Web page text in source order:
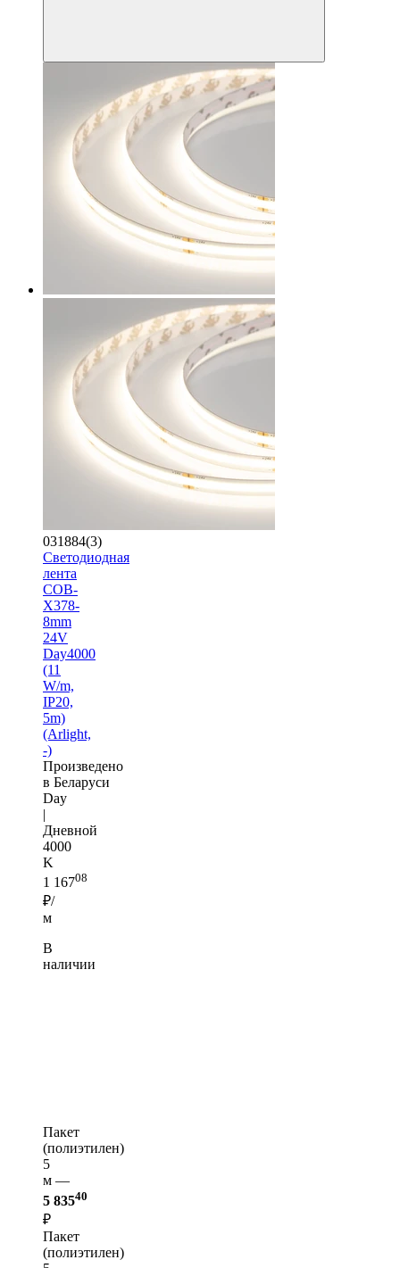
031884(3)
Светодиодная
лента
COB-
X378-
8mm
24V
Day4000
(11
W/m,
IP20,
5m)
(Arlight,
-)
Произведено
в Беларуси
Day
|
Дневной
4000
K
1 16708
₽/
м
В
наличии
Пакет
(полиэтилен)
5
м —
5 83540
₽
Пакет
(полиэтилен)